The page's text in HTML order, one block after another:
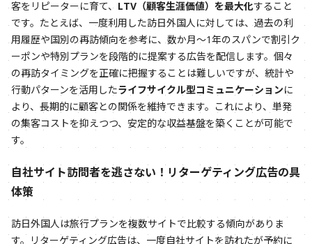
客をリピーターに育て、 LTV（顧客生涯価値）を最大化すること
です。たとえば、一度利用した訪日外国人に対しては、過去の利
用履歴や国別の再訪傾向を参考に、数か月～1年のスパンで割引ク
ーポンや特別プランを段階的に提案する広告を配信します。個々
の再訪タイミングを正確に把握することは難しいですが、統計や
行動パターンを活用したライフサイクル型コミュニケーションに
より、長期的に顧客との関係を維持できます。これにより、単発
の集客コストを抑えつつ、安定的な収益基盤を築くことが可能で
す。
自社サイト訪問者を逃さない！リターゲティング広告の具
体策
訪日外国人は旅行プランを複数サイトで比較する傾向がありま
す。リターゲティング広告は、一度自社サイトを訪れたが予約に